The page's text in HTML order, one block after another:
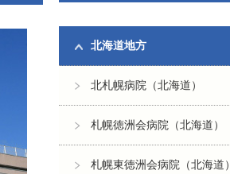
北海道地方
北札幌病院（北海道）
札幌徳洲会病院（北海道）
札幌東徳洲会病院（北海道）